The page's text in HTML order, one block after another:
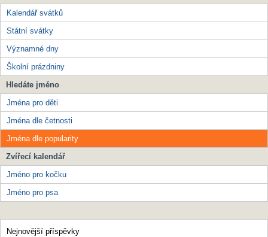
Kalendář svátků
Státní svátky
Významné dny
Školní prázdniny
Hledáte jméno
Jména pro děti
Jména dle četnosti
Jména dle popularity
Zvířecí kalendář
Jméno pro kočku
Jméno pro psa
Nejnovější příspěvky